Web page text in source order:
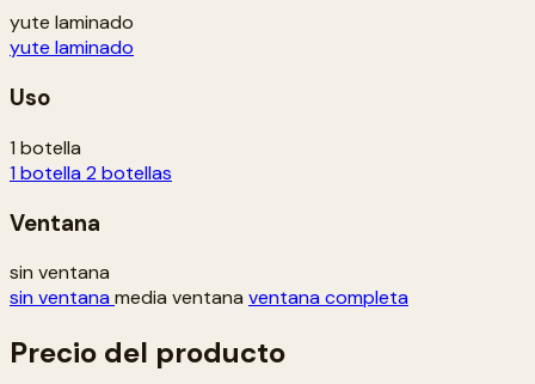
yute laminado
yute laminado
Uso
1 botella
1 botella 2 botellas
Ventana
sin ventana
sin ventana media ventana ventana completa
Precio del producto